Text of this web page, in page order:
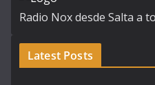
Radio Nox desde Salta a
Latest Posts